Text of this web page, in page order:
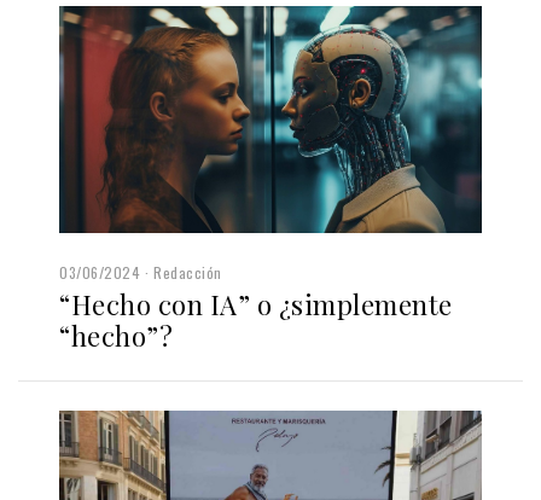
03/06/2024 Redacción
“Hecho con IA” o ¿simplemente
“hecho”?